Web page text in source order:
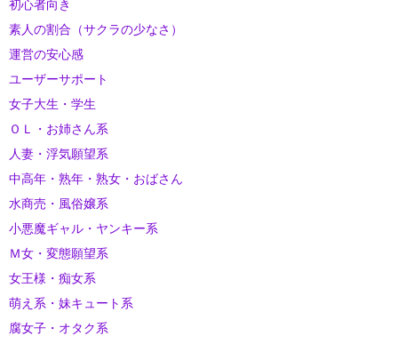
初心者向き
素人の割合（サクラの少なさ）
運営の安心感
ユーザーサポート
女子大生・学生
ＯＬ・お姉さん系
人妻・浮気願望系
中高年・熟年・熟女・おばさん
水商売・風俗嬢系
小悪魔ギャル・ヤンキー系
Ｍ女・変態願望系
女王様・痴女系
萌え系・妹キュート系
腐女子・オタク系